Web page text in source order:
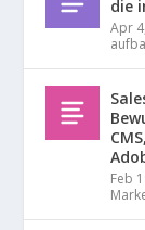
die
Apr
Feb